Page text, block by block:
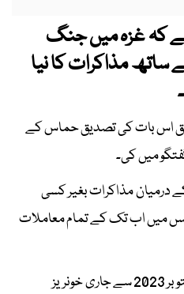
کہ غزہ میں جنگ
ساتھ مذاکرات کا نیا
اس بات کی تصدیق حماس کے
میں کی۔
درمیان مذاکرات بغیر کسی
میں اب تک کے تمام معاملات
ان مذاکرات کا مقصد غزہ میں اکتوبر 2023 سے جاری خونریز